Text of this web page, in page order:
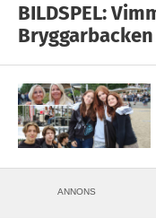
BILDSPEL:
ANNONS